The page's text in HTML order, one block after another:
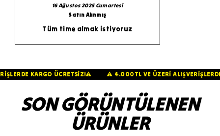
16 Ağustos 2025 Cumartesi
Satın Alınmış
Tüm time almak istiyoruz
KARGO ÜCRETSİZ!⚠️ ⚠️ 4.000TL VE ÜZERİ
SON GÖRÜNTÜLENEN
ÜRÜNLER